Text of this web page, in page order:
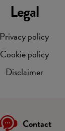
Contact
Legal
Privacy policy
Cookie policy
Disclaimer